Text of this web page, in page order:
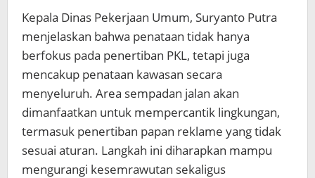
Kepala Dinas Pekerjaan Umum, Suryanto Putra
menjelaskan bahwa penataan tidak hanya
berfokus pada penertiban PKL, tetapi juga
mencakup penataan kawasan secara
menyeluruh. Area sempadan jalan akan
dimanfaatkan untuk mempercantik lingkungan,
termasuk penertiban papan reklame yang tidak
sesuai aturan. Langkah ini diharapkan mampu
mengurangi kesemrawutan sekaligus